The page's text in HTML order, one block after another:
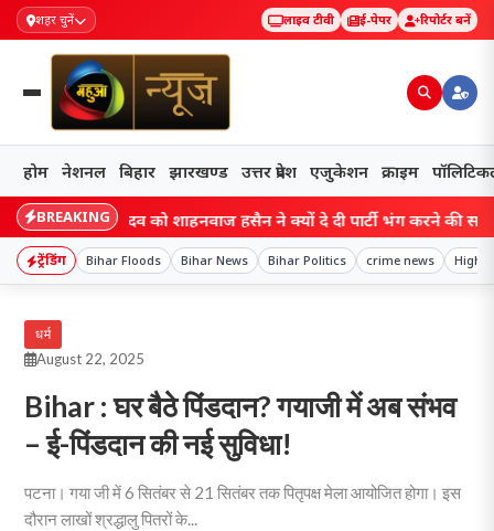
शहर चुनें लाइव टीवी ई-पेपर रिपोर्टर बनें
होम नेशनल बिहार झारखण्ड उत्तर प्रदेश एजुकेशन क्राइम
BREAKING
लालू यादव को शाहनवाज हुसैन ने क्यों दे दी पार्टी भंग करने की सलाह?
ट्रेंडिंग Bihar Floods Bihar News Bihar Politics crime news
धर्म
August 22, 2025
Bihar : घर बैठे पिंडदान? गयाजी में अब संभव
– ई-पिंडदान की नई सुविधा!
पटना। गया जी में 6 सितंबर से 21 सितंबर तक पितृपक्ष मेला आयोजित होगा। इस
दौरान लाखों श्रद्धालु पितरों के...